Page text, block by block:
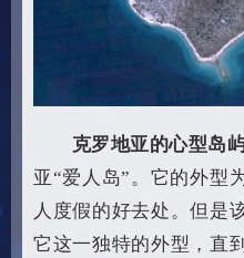
克罗地亚的心型岛
亚“爱人岛”。它的外型
人度假的好去处。但是
它这一独特的外型，直